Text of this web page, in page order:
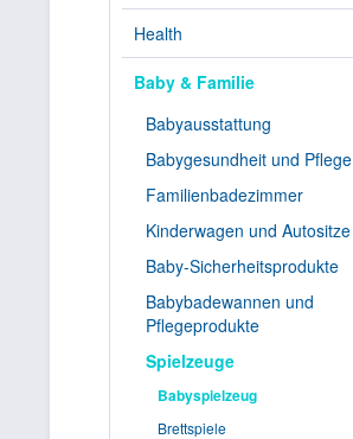
Health
Baby & Familie
Babyausstattung
Babygesundheit und Pflege
Familienbadezimmer
Kinderwagen und Autositze
Baby-Sicherheitsprodukte
Babybadewannen und
Pflegeprodukte
Spielzeuge
Babyspielzeug
Brettspiele